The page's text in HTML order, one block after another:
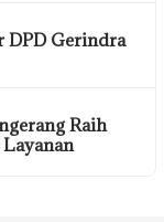
DPD Gerindra
Raih
Layanan